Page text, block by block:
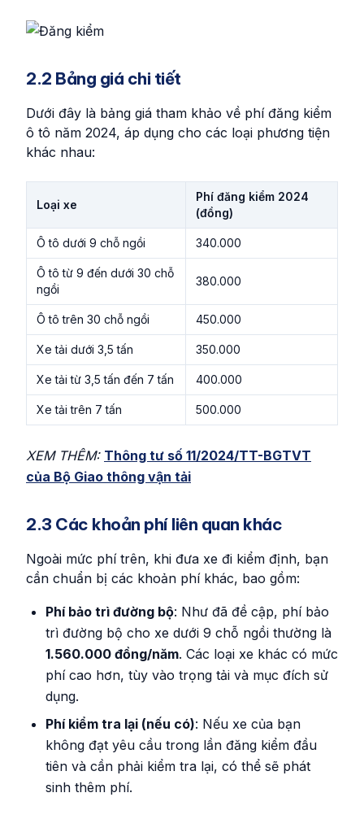
2.2 Bảng giá chi tiết
Dưới đây là bảng giá tham khảo về phí đăng kiểm
ô tô năm 2024, áp dụng cho các loại phương tiện
khác nhau:
Loại xe
Phí đăng kiểm 2024
(đồng)
Ô tô dưới 9 chỗ ngồi 340.000
Ô tô từ 9 đến dưới 30 chỗ
ngồi
380.000
Ô tô trên 30 chỗ ngồi 450.000
Xe tải dưới 3,5 tấn 350.000
Xe tải từ 3,5 tấn đến 7 tấn 400.000
Xe tải trên 7 tấn 500.000
XEM THÊM: Thông tư số 11/2024/TT-BGTVT
của Bộ Giao thông vận tải
2.3 Các khoản phí liên quan khác
Ngoài mức phí trên, khi đưa xe đi kiểm định, bạn
cần chuẩn bị các khoản phí khác, bao gồm:
Phí bảo trì đường bộ: Như đã đề cập, phí bảo
trì đường bộ cho xe dưới 9 chỗ ngồi thường là
1.560.000 đồng/năm. Các loại xe khác có mức
phí cao hơn, tùy vào trọng tải và mục đích sử
dụng.
Phí kiểm tra lại (nếu có): Nếu xe của bạn
không đạt yêu cầu trong lần đăng kiểm đầu
tiên và cần phải kiểm tra lại, có thể sẽ phát
sinh thêm phí.